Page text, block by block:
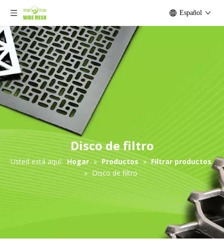
Español
Disco de filtro
Usted está aquí: Hogar » Productos » Filtrar productos
» Disco de filtro